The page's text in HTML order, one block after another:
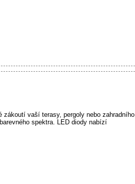
vaší terasy, pergoly nebo zahradního
spektra. LED diody nabízí